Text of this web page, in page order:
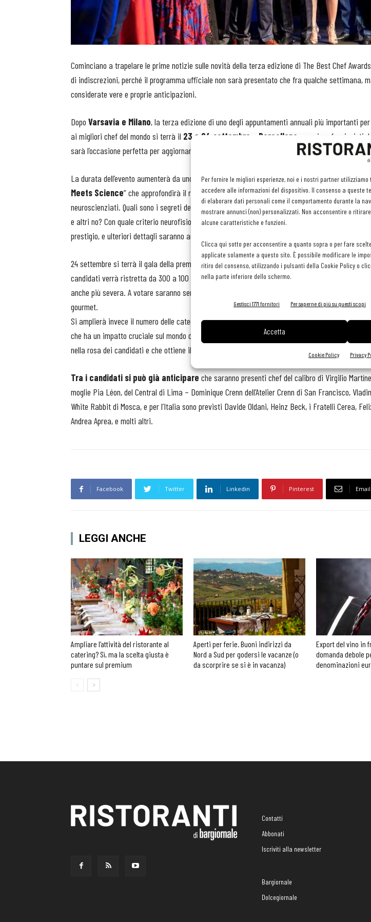
Per fornire le migliori esperienze, noi e i nostri partner
accedere alle informazioni del dispositivo. Il consenso a queste
di elaborare dati personali come il comportamento durante la
mostrare annunci (non) personalizzati. Non acconsentire o
alcune caratteristiche e funzioni.
Clicca qui sotto per acconsentire a quanto sopra o per fare
applicate solamente a questo sito. È possibile modificare le
ritiro del consenso, utilizzando i pulsanti della Cookie Policy o
nella parte inferiore dello schermo.
Gestisci 1771 fornitori Per saperne di più su questi scopi
Accetta
Cookie Policy Privacy
Cominciano a trapelare le prime notizie sulle novità della terza edizione di The Best Chef
di indiscrezioni, perché il programma ufficiale non sarà presentato che fra qualche settimana,
considerate vere e proprie anticipazioni.
Dopo Varsavia e Milano, la terza edizione di uno degli appuntamenti annuali più importanti
ai migliori chef del mondo si terrà il 23 e 24 settembre Barcellona
e per i professionisti
sarà l’occasione perfetta per aggiornarsi su ciò che accade nel mondo globale dell’alta cucina.
La durata dell’evento aumenterà da uno a due giorni. L’evento principale del 23 settembre sarà il
Meets Science” che approfondirà il rapporto tra scienza e gastronomia e che vedrà il
neuroscienziati. Quali sono i segreti della relazione tra buona tavola e cervello? Perché alcuni
e altri no? Con quale criterio neurofisiologico avviene la scelta degli alimenti? I nomi dei
prestigio, e ulteriori dettagli saranno annunciati nei prossimi mesi.
24 settembre si terrà il gala della premiazione. Anche questa con un'importante novità, perché la
candidati verrà ristretta da 300 a 100 candidati, operazione che renderà la procedura di voto più
anche più severa. A votare saranno sempre professionisti del settore, come chef, sommelier,
gourmet.
Si amplierà invece il numero delle categorie premiate con due nuovi trofei: il“Legend Award"
che ha un impatto cruciale sul mondo della gastronomia, e il premio“New Entry”
riservato allo
nella rosa dei candidati e che ottiene il punteggio più alto.
Tra i candidati si può già anticipare che saranno presenti chef del calibro di Virgilio
moglie Pia Léon, del Central di Lima – Dominique Crenn dell’Atelier Crenn di San Francisco,
White Rabbit di Mosca, e per l’Italia sono previsti Davide Oldani, Heinz Beck, i Fratelli Cerea,
Andrea Aprea, e molti altri.
Facebook Twitter Linkedin Pinterest Email
LEGGI ANCHE
Ampliare l’attività del ristorante al
catering? Sì, ma la scelta giusta è
puntare sul premium
Aperti per ferie. Buoni indirizzi da
Nord a Sud per godersi le vacanze (o
da scorprire se si è in vacanza)
Export del vino in
domanda debole
denominazioni
Contatti
Abbonati
Iscriviti alla newsletter
Bargiornale
Dolcegiornale